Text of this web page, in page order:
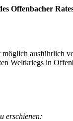
Offenbacher
ausführlich
Weltkriegs in
erschienen: